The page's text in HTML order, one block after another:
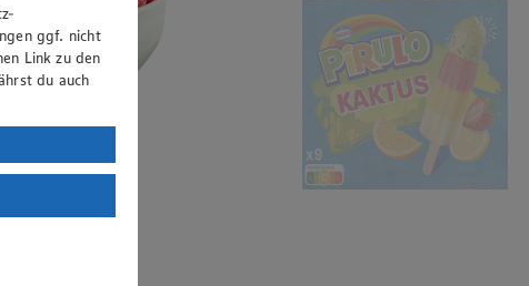
ggf. nicht
Link zu den
du auch
a) DSGVO
Land mit
Es besteht das